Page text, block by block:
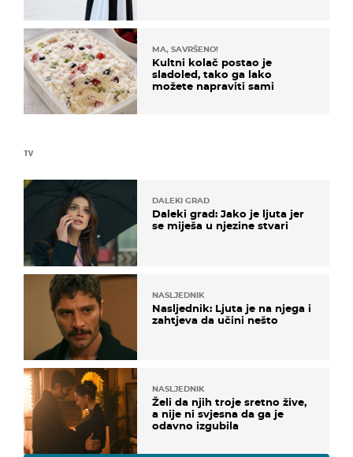
TV
DALEKI GRAD
Daleki grad: Jako je ljuta jer
se miješa u njezine stvari
NASLJEDNIK
Nasljednik: Ljuta je na njega i
zahtjeva da učini nešto
NASLJEDNIK
Želi da njih troje sretno žive,
a nije ni svjesna da ga je
odavno izgubila
MA, SAVRŠENO!
Kultni kolač postao je
sladoled, tako ga lako
možete napraviti sami